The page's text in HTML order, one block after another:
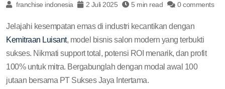
franchise indonesia 2 Juli 2025 5 min read 0 comments
Jelajahi kesempatan emas di industri kecantikan dengan
Kemitraan Luisant, model bisnis salon modern yang terbukti
sukses. Nikmati support total, potensi ROI menarik, dan profit
100% untuk mitra. Bergabunglah dengan modal awal 100
jutaan bersama PT Sukses Jaya Intertama.